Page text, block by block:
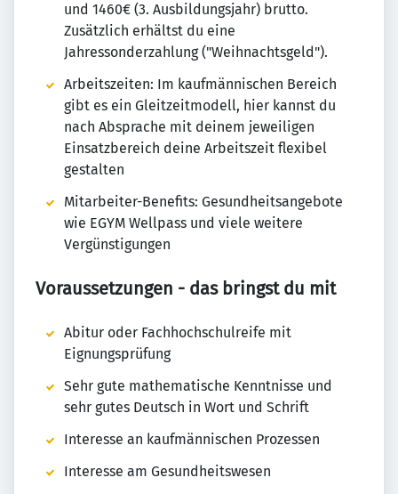
und 1460€ (3. Ausbildungsjahr) brutto.
Zusätzlich erhältst du eine
Jahressonderzahlung ("Weihnachtsgeld").
Arbeitszeiten: Im kaufmännischen Bereich
gibt es ein Gleitzeitmodell, hier kannst du
nach Absprache mit deinem jeweiligen
Einsatzbereich deine Arbeitszeit flexibel
gestalten
Mitarbeiter-Benefits: Gesundheitsangebote
wie EGYM Wellpass und viele weitere
Vergünstigungen
Voraussetzungen - das bringst du mit
Abitur oder Fachhochschulreife mit
Eignungsprüfung
Sehr gute mathematische Kenntnisse und
sehr gutes Deutsch in Wort und Schrift
Interesse an kaufmännischen Prozessen
Interesse am Gesundheitswesen